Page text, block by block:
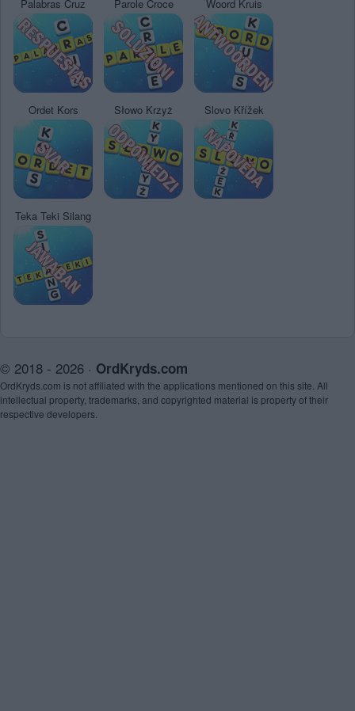
Palabras Cruz Parole Croce Woord Kruis
Ordet Kors Słowo Krzyż Slovo Křížek
Teka Teki Silang
© 2018 - 2026 · OrdKryds.com
OrdKryds.com is not affiliated with the applications mentioned on this site. All
intellectual property, trademarks, and copyrighted material is property of their
respective developers.